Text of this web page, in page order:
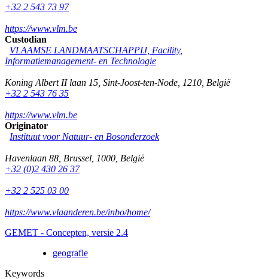
+32 2 543 73 97
https://www.vlm.be
Custodian
VLAAMSE LANDMAATSCHAPPIJ, Facility,
Informatiemanagement- en Technologie
Koning Albert II laan 15 Sint-Joost-ten-Node 1210 België
+32 2 543 76 35
https://www.vlm.be
Originator
Instituut voor Natuur- en Bosonderzoek
Havenlaan 88 Brussel 1000 België
+32 (0)2 430 26 37
+32 2 525 03 00
https://www.vlaanderen.be/inbo/home/
GEMET - Concepten, versie 2.4
geografie
Keywords